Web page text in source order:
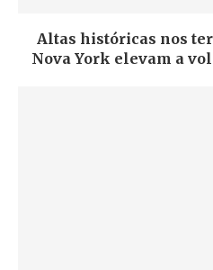
Altas históricas nos
Nova York elevam a